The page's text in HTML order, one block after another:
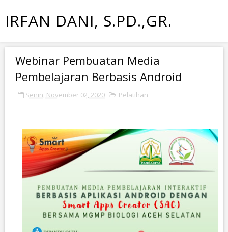
IRFAN DANI, S.PD.,GR.
Webinar Pembuatan Media
Pembelajaran Berbasis Android
Senin, November 02, 2020 Pelatihan